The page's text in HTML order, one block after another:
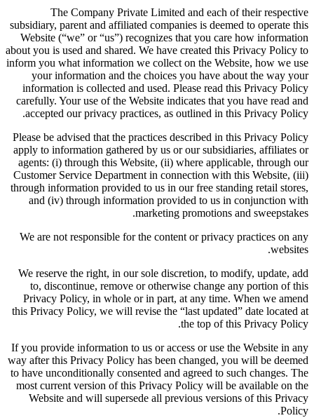
The Company Private Limited and each of their respective
subsidiary, parent and affiliated companies is deemed to operate this
Website (“we” or “us”) recognizes that you care how information
about you is used and shared. We have created this Privacy Policy to
inform you what information we collect on the Website, how we use
your information and the choices you have about the way your
information is collected and used. Please read this Privacy Policy
carefully. Your use of the Website indicates that you have read and
accepted our privacy practices, as outlined in this Privacy Policy.
Please be advised that the practices described in this Privacy Policy
apply to information gathered by us or our subsidiaries, affiliates or
agents: (i) through this Website, (ii) where applicable, through our
Customer Service Department in connection with this Website, (iii)
through information provided to us in our free standing retail stores,
and (iv) through information provided to us in conjunction with
marketing promotions and sweepstakes.
We are not responsible for the content or privacy practices on any
websites.
We reserve the right, in our sole discretion, to modify, update, add
to, discontinue, remove or otherwise change any portion of this
Privacy Policy, in whole or in part, at any time. When we amend
this Privacy Policy, we will revise the “last updated” date located at
the top of this Privacy Policy.
If you provide information to us or access or use the Website in any
way after this Privacy Policy has been changed, you will be deemed
to have unconditionally consented and agreed to such changes. The
most current version of this Privacy Policy will be available on the
Website and will supersede all previous versions of this Privacy
Policy.